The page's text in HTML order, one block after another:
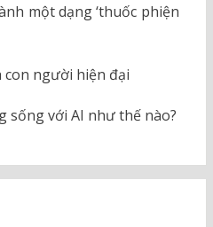
một dạng ‘thuốc phiện
con người hiện đại
sống với AI như thế nào?